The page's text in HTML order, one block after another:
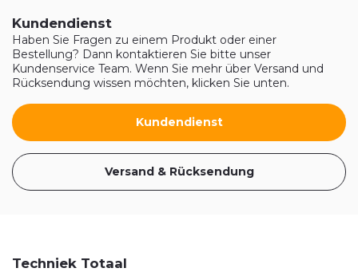
Kundendienst
Haben Sie Fragen zu einem Produkt oder einer
Bestellung? Dann kontaktieren Sie bitte unser
Kundenservice Team. Wenn Sie mehr über Versand und
Rücksendung wissen möchten, klicken Sie unten.
Kundendienst
Versand & Rücksendung
Techniek Totaal